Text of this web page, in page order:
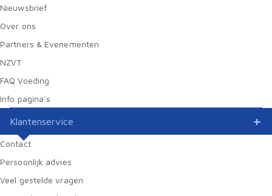
Nieuwsbrief
Over ons
Partners & Evenementen
NZVT
FAQ Voeding
Info pagina’s
Klantenservice
Contact
Persoonlijk advies
Veel gestelde vragen